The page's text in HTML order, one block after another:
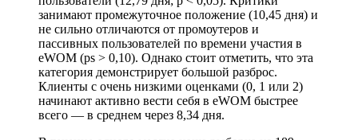
занимают промежуточное положение (10,45 дня) и
не сильно отличаются от промоутеров и
пассивных пользователей по времени участия в
eWOM (ps > 0,10). Однако стоит отметить, что эта
категория демонстрирует большой разброс.
Клиенты с очень низкими оценками (0, 1 или 2)
начинают активно вести себя в eWOM быстрее
всего — в среднем через 8,34 дня.